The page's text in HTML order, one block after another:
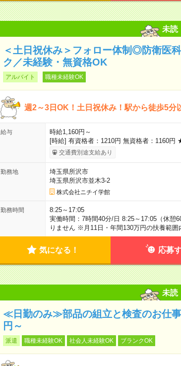
未読
＜土日祝休み＞フォロー体制◎防衛医
ク／未経験・無資格OK
アルバイト 職種未経験OK
週2～3日OK！土日祝休み！駅から徒歩5分
給与
時給1,160円～
[時給] 有資格者：1210円 無資格者：1160円
交通費別途支給あり
勤務地
埼玉県所沢市
埼玉県所沢市並木3-2
株式会社ニチイ学館
勤務時間
8:25～17:05
実働時間：7時間40分/日 8:25～17:05（休
りません ※月11日・年間130万円の扶養範囲
気になる！ 応募
未読
≪日勤のみ≫部品の組立と検査のお仕
円～
派遣 職種未経験OK 社会人未経験OK ブランクOK